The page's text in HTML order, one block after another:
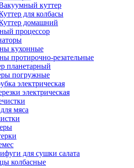
куттер
для колбасы
домашний
процессор
кухонные
протирочно-резательные
планетарный
погружные
электрическая
электрическая
мяса
для сушки салата
колбасные